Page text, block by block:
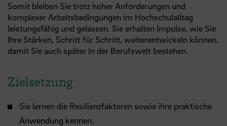
Somit bleiben Sie trotz hoher Anforderungen und
komplexer Arbeitsbedingungen im Hochschulalltag
leistungsfähig und gelassen. Sie erhalten Impulse, wie Sie
Ihre Stärken, Schritt für Schritt, weiterentwickeln können,
damit Sie auch später in der Berufswelt bestehen.
Zielsetzung
Sie lernen die Resilienzfaktoren sowie ihre praktische
Anwendung kennen.